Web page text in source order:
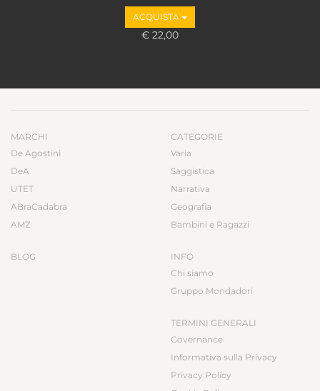
ACQUISTA
€ 22,00
MARCHI
De Agostini
DeA
UTET
ABraCadabra
AMZ
BLOG
CATEGORIE
Varia
Saggistica
Narrativa
Geografia
Bambini e Ragazzi
INFO
Chi siamo
Gruppo Mondadori
TERMINI GENERALI
Governance
Informativa sulla Privacy
Privacy Policy